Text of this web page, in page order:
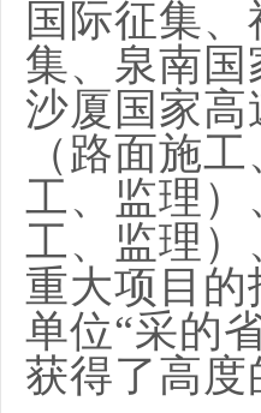
国际征集
集、泉南
沙厦国家
（路面施
工、监理
工、监理
重大项目
单位“采的
获得了高